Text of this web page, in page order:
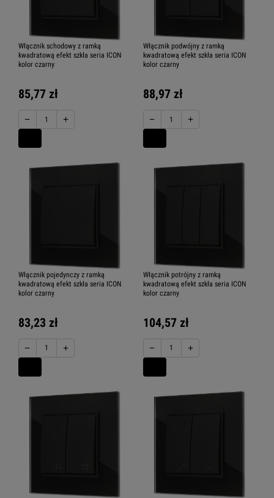
Włącznik schodowy z ramką
kwadratową efekt szkła seria ICON
kolor czarny
85,77 zł
− +
Włącznik podwójny z ramką
kwadratową efekt szkła seria ICON
kolor czarny
88,97 zł
− +
Włącznik pojedynczy z ramką
kwadratową efekt szkła seria ICON
kolor czarny
83,23 zł
− +
Włącznik potrójny z ramką
kwadratową efekt szkła seria ICON
kolor czarny
104,57 zł
− +